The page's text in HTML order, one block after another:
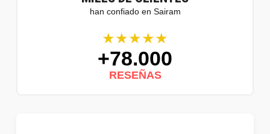
han confiado en Sairam
★★★★★
+78.000
RESEÑAS